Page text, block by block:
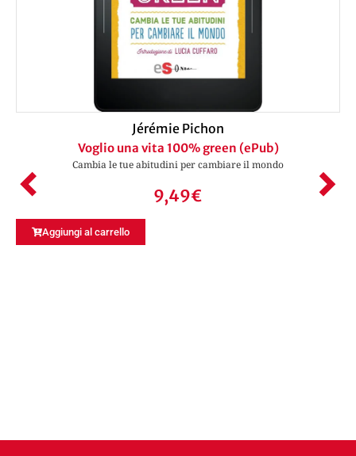
Jérémie Pichon
Voglio una vita 100% green (ePub)
Cambia le tue abitudini per cambiare il mondo
9,49€
Aggiungi al carrello